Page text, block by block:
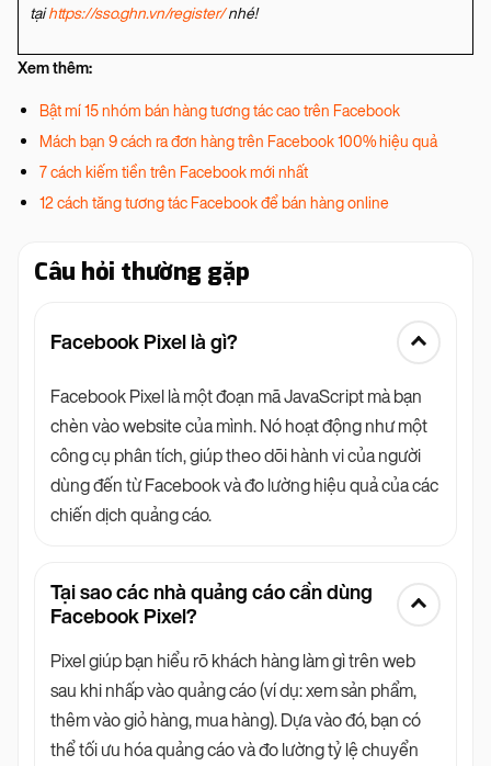
tạihttps://sso.ghn.vn/register/nhé!
Xem thêm:
Bật mí 15 nhóm bán hàng tương tác cao trên Facebook
Mách bạn 9 cách ra đơn hàng trên Facebook 100% hiệu quả
7 cách kiếm tiền trên Facebook mới nhất
12 cách tăng tương tác Facebook để bán hàng online
Câu hỏi thường gặp
Facebook Pixel là gì?
Facebook Pixel là một đoạn mã JavaScript mà bạn
chèn vào website của mình. Nó hoạt động như một
công cụ phân tích, giúp theo dõi hành vi của người
dùng đến từ Facebook và đo lường hiệu quả của các
chiến dịch quảng cáo.
Tại sao các nhà quảng cáo cần dùng
Facebook Pixel?
Pixel giúp bạn hiểu rõ khách hàng làm gì trên web
sau khi nhấp vào quảng cáo (ví dụ: xem sản phẩm,
thêm vào giỏ hàng, mua hàng). Dựa vào đó, bạn có
thể tối ưu hóa quảng cáo và đo lường tỷ lệ chuyển